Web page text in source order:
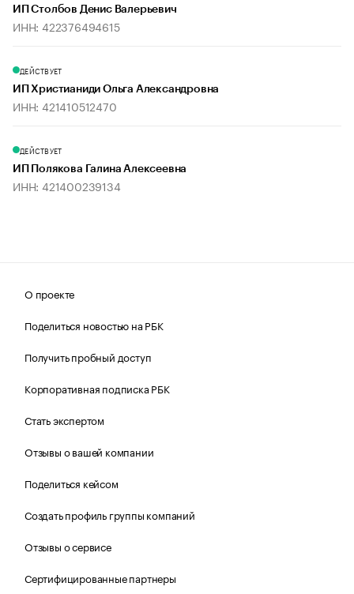
ИП Столбов Денис Валерьевич
ИНН: 422376494615
ДЕЙСТВУЕТ
ИП Христианиди Ольга Александровна
ИНН: 421410512470
ДЕЙСТВУЕТ
ИП Полякова Галина Алексеевна
ИНН: 421400239134
О проекте
Поделиться новостью на РБК
Получить пробный доступ
Корпоративная подписка РБК
Стать экспертом
Отзывы о вашей компании
Поделиться кейсом
Создать профиль группы компаний
Отзывы о сервисе
Сертифицированные партнеры